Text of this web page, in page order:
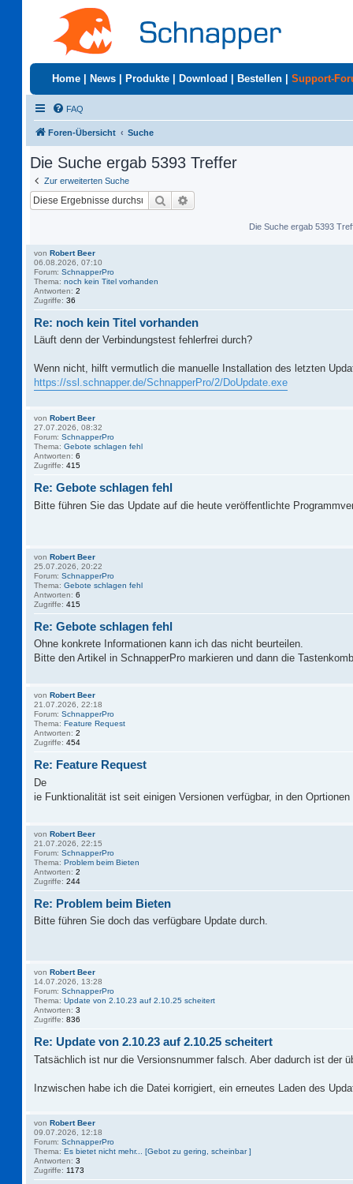
Home News Produkte Download Bestellen Support-
FAQ
Foren-Übersicht Suche
Die Suche ergab 5393 Treffer
Zur erweiterten Suche
Suche
Die Suche ergab 5393
von Robert Beer
06.08.2026, 07:10
Forum: SchnapperPro
Thema: noch kein Titel vorhanden
Antworten: 2
Zugriffe: 36
Re: noch kein Titel vorhanden
Läuft denn der Verbindungstest fehlerfrei durch?
Wenn nicht, hilft vermutlich die manuelle Installation des letzten
https://ssl.schnapper.de/SchnapperPro/2/DoUpdate.exe
von Robert Beer
27.07.2026, 08:32
Forum: SchnapperPro
Thema: Gebote schlagen fehl
Antworten: 6
Zugriffe: 415
Re: Gebote schlagen fehl
Bitte führen Sie das Update auf die heute veröffentlichte
von Robert Beer
25.07.2026, 20:22
Forum: SchnapperPro
Thema: Gebote schlagen fehl
Antworten: 6
Zugriffe: 415
Re: Gebote schlagen fehl
Ohne konkrete Informationen kann ich das nicht beurteilen.
Bitte den Artikel in SchnapperPro markieren und dann die
von Robert Beer
21.07.2026, 22:18
Forum: SchnapperPro
Thema: Feature Request
Antworten: 2
Zugriffe: 454
Re: Feature Request
De
ie Funktionalität ist seit einigen Versionen verfügbar, in den
von Robert Beer
21.07.2026, 22:15
Forum: SchnapperPro
Thema: Problem beim Bieten
Antworten: 2
Zugriffe: 244
Re: Problem beim Bieten
Bitte führen Sie doch das verfügbare Update durch.
von Robert Beer
14.07.2026, 13:28
Forum: SchnapperPro
Thema: Update von 2.10.23 auf 2.10.25 scheitert
Antworten: 3
Zugriffe: 836
Re: Update von 2.10.23 auf 2.10.25 scheitert
Tatsächlich ist nur die Versionsnummer falsch. Aber dadurch ist der
Inzwischen habe ich die Datei korrigiert, ein erneutes Laden des
von Robert Beer
09.07.2026, 12:18
Forum: SchnapperPro
Thema: Es bietet nicht mehr... [Gebot zu gering, scheinbar ]
Antworten: 3
Zugriffe: 1173